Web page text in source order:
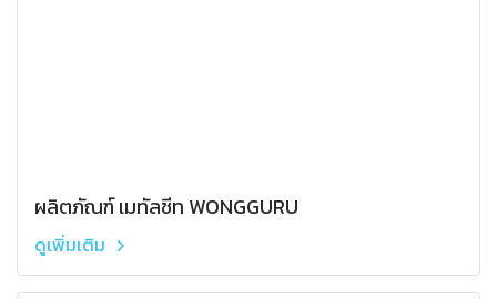
ผลิตภัณฑ์ เมทัลชีท WONGGURU
ดูเพิ่มเติม